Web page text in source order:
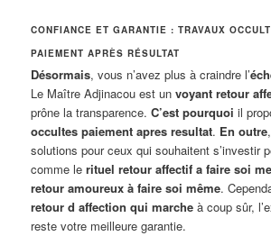
CONFIANCE ET GARANTIE : TRAVAUX
PAIEMENT APRÈS RÉSULTAT
Désormais, vous n’avez plus à craindre l’
Le Maître Adjinacou est unvoyant retour
prône la transparence.C’est pourquoi il
occultes paiement apres resultat. En outre
solutions pour ceux qui souhaitent s’investir
comme lerituel retour affectif a faire soi
retour amoureux à faire soi même.
retour d affection qui marche à coup sûr,
reste votre meilleure garantie.